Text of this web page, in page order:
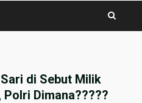
di Sebut Milik
Dimana?????